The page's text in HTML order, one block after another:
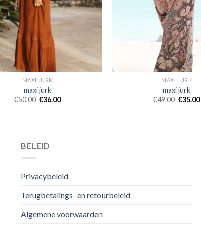
MAXI JURK
maxi jurk
€50.00 €36.00
MAXI JURK
maxi jurk
€49.00 €35.00
BELEID
Privacybeleid
Terugbetalings- en retourbeleid
Algemene voorwaarden